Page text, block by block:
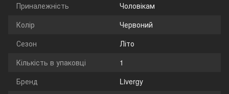
Приналежність
Чоловікам
Колір
Червоний
Сезон
Літо
Кількість в упаковці
1
Бренд
Livergy